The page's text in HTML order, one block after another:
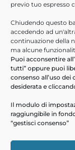
previo tuo espresso
Chiudendo questo
accedendo ad
continuazione della
ma alcune
Puoi acconsentire
tutti” oppure puoi
consenso all’uso
desiderata e
Il modulo di
raggiungibile in
“gestisci consenso”
Ottobre 2020
Giugno 2020
Marzo 2020
Febbraio 2020
Gennaio 2020
ULTIMI
Help Desk
PA Digitale in
Digitalizza le